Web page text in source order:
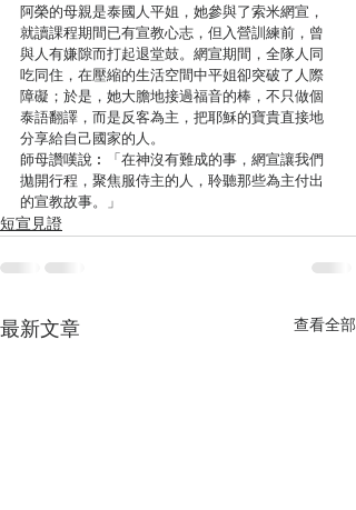
阿榮的母親是泰國人平姐，她參與了索米網宣，
就讀課程期間已有宣教心志，但入營訓練前，曾
與人有嫌隙而打起退堂鼓。網宣期間，全隊人同
吃同住，在壓縮的生活空間中平姐卻突破了人際
障礙；於是，她大膽地接過福音的棒，不只做個
泰語翻譯，而是反客為主，把耶穌的寶貴直接地
分享給自己國家的人。
師母讚嘆說︰「在神沒有難成的事，網宣讓我們
拋開行程，聚焦服侍主的人，聆聽那些為主付出
的宣教故事。」
短宣見證
最新文章 查看全部